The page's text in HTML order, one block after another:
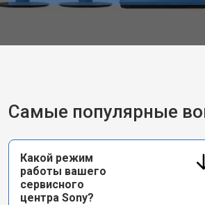
Самые популярные
Какой режим
работы вашего
сервисного
центра Sony?